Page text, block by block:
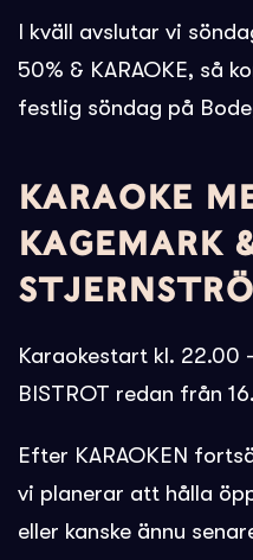
I kväll avslutar vi
50% & KARAOKE, så
festlig söndag på
KARAOKE
KAGEMARK
Karaokestart kl. 22.00
BISTROT redan från
Efter KARAOKEN
vi planerar att hålla
eller kanske ännu